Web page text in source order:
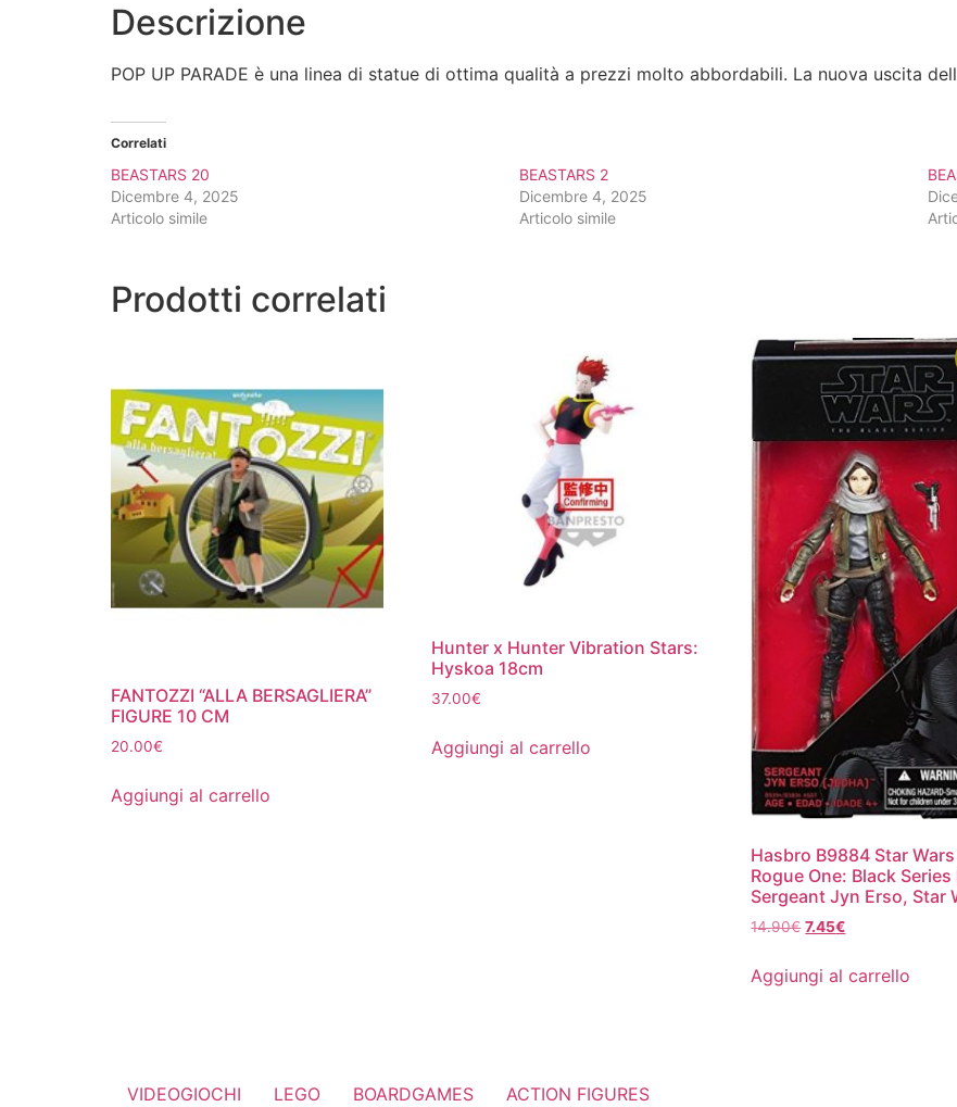
Descrizione
POP UP PARADE è una linea di statue di ottima qualità a prezzi molto abbordabili. La nuova uscita
Correlati
BEASTARS 20
Dicembre 4, 2025
Articolo simile
BEASTARS 2
Dicembre 4, 2025
Articolo simile
Prodotti correlati
FANTOZZI “ALLA BERSAGLIERA”
FIGURE 10 CM
20.00€
Aggiungi al carrello
Hunter x Hunter Vibration Stars:
Hyskoa 18cm
37.00€
Aggiungi al carrello
Hasbro B9884 Star Wars
Rogue One: Black Series
Sergeant Jyn Erso, Star
14.90€ Il
originale
era:
7.45€Il
attuale
Aggiungi al carrello
VIDEOGIOCHI LEGO BOARDGAMES ACTION FIGURES